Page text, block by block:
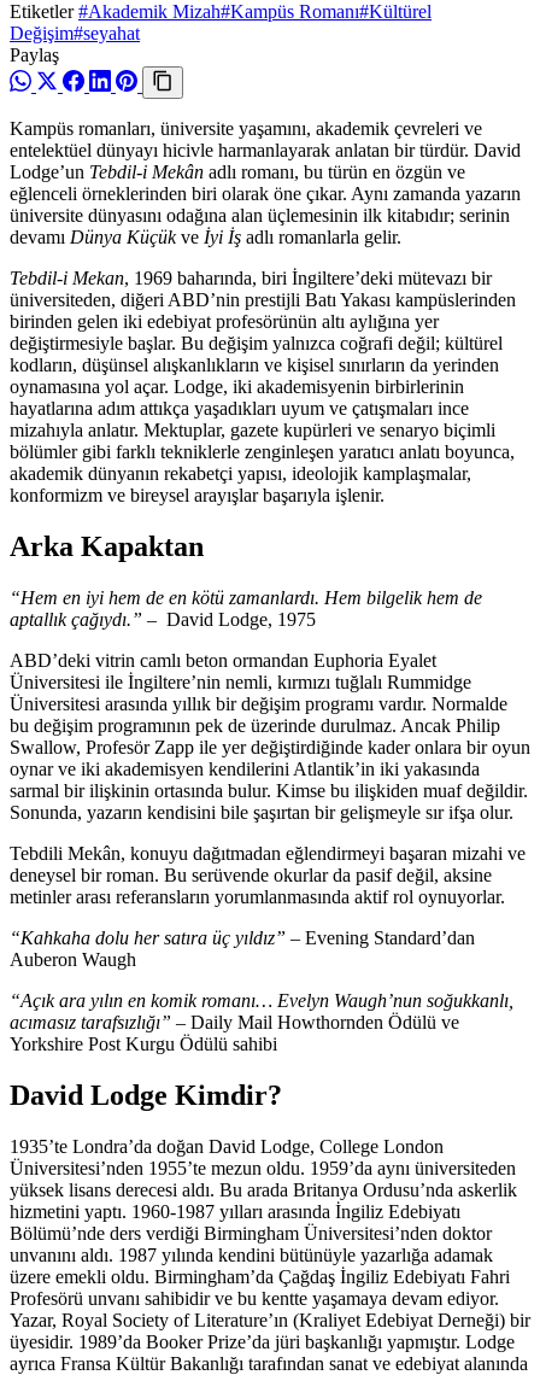
Etiketler #Akademik Mizah#Kampüs Romanı#Kültürel
Değişim#seyahat
Paylaş
Kampüs romanları, üniversite yaşamını, akademik çevreleri ve
entelektüel dünyayı hicivle harmanlayarak anlatan bir türdür. David
Lodge’un Tebdil-i Mekân adlı romanı, bu türün en özgün ve
eğlenceli örneklerinden biri olarak öne çıkar. Aynı zamanda yazarın
üniversite dünyasını odağına alan üçlemesinin ilk kitabıdır; serinin
devamı Dünya Küçükve İyi İş adlı romanlarla gelir.
Tebdil-i Mekan, 1969 baharında, biri İngiltere’deki mütevazı bir
üniversiteden, diğeri ABD’nin prestijli Batı Yakası kampüslerinden
birinden gelen iki edebiyat profesörünün altı aylığına yer
değiştirmesiyle başlar. Bu değişim yalnızca coğrafi değil; kültürel
kodların, düşünsel alışkanlıkların ve kişisel sınırların da yerinden
oynamasına yol açar. Lodge, iki akademisyenin birbirlerinin
hayatlarına adım attıkça yaşadıkları uyum ve çatışmaları ince
mizahıyla anlatır. Mektuplar, gazete kupürleri ve senaryo biçimli
bölümler gibi farklı tekniklerle zenginleşen yaratıcı anlatı boyunca,
akademik dünyanın rekabetçi yapısı, ideolojik kamplaşmalar,
konformizm ve bireysel arayışlar başarıyla işlenir.
Arka Kapaktan
“Hem en iyi hem de en kötü zamanlardı. Hem bilgelik hem de
aptallık çağıydı.” – David Lodge, 1975
ABD’deki vitrin camlı beton ormandan Euphoria Eyalet
Üniversitesi ile İngiltere’nin nemli, kırmızı tuğlalı Rummidge
Üniversitesi arasında yıllık bir değişim programı vardır. Normalde
bu değişim programının pek de üzerinde durulmaz. Ancak Philip
Swallow, Profesör Zapp ile yer değiştirdiğinde kader onlara bir oyun
oynar ve iki akademisyen kendilerini Atlantik’in iki yakasında
sarmal bir ilişkinin ortasında bulur. Kimse bu ilişkiden muaf değildir.
Sonunda, yazarın kendisini bile şaşırtan bir gelişmeyle sır ifşa olur.
Tebdili Mekân, konuyu dağıtmadan eğlendirmeyi başaran mizahi ve
deneysel bir roman. Bu serüvende okurlar da pasif değil, aksine
metinler arası referansların yorumlanmasında aktif rol oynuyorlar.
“Kahkaha dolu her satıra üç yıldız” – Evening Standard’dan
Auberon Waugh
“Açık ara yılın en komik romanı… Evelyn Waugh’nun soğukkanlı,
acımasız tarafsızlığı” – Daily Mail Howthornden Ödülü ve
Yorkshire Post Kurgu Ödülü sahibi
David Lodge Kimdir?
1935’te Londra’da doğan David Lodge, College London
Üniversitesi’nden 1955’te mezun oldu. 1959’da aynı üniversiteden
yüksek lisans derecesi aldı. Bu arada Britanya Ordusu’nda askerlik
hizmetini yaptı. 1960-1987 yılları arasında İngiliz Edebiyatı
Bölümü’nde ders verdiği Birmingham Üniversitesi’nden doktor
unvanını aldı. 1987 yılında kendini bütünüyle yazarlığa adamak
üzere emekli oldu. Birmingham’da Çağdaş İngiliz Edebiyatı Fahri
Profesörü unvanı sahibidir ve bu kentte yaşamaya devam ediyor.
Yazar, Royal Society of Literature’ın (Kraliyet Edebiyat Derneği) bir
üyesidir. 1989’da Booker Prize’da jüri başkanlığı yapmıştır. Lodge
ayrıca Fransa Kültür Bakanlığı tarafından sanat ve edebiyat alanında